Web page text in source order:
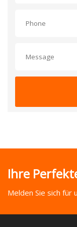
Ihre
Melden Sie sich für